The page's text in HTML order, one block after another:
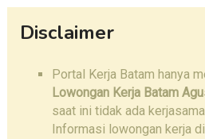
Disclaimer
Portal Kerja Batam hanya
Lowongan Kerja Batam
saat ini tidak ada
Informasi lowongan kerja